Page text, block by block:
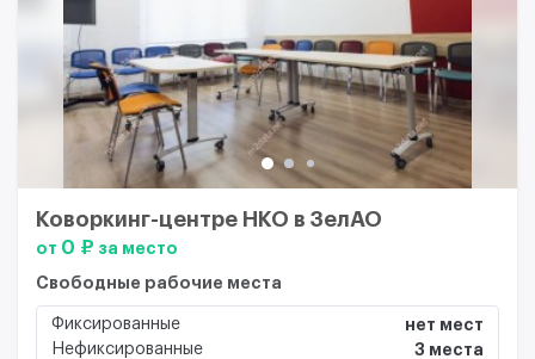
Коворкинг-центре НКО в ЗелАО
от 0 ₽ за место
Свободные рабочие места
Фиксированные
нет мест
Нефиксированные
3 места